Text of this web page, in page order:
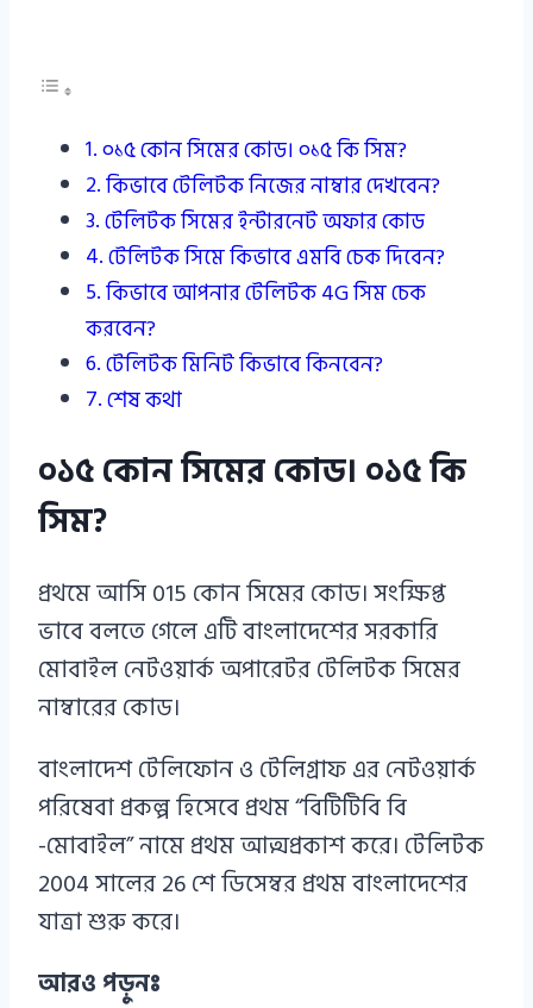
০১৫ কোন সিমের কোড। ০১৫ কি সিম?
কিভাবে টেলিটক নিজের নাম্বার দেখবেন?
টেলিটক সিমের ইন্টারনেট অফার কোড
টেলিটক সিমে কিভাবে এমবি চেক দিবেন?
কিভাবে আপনার টেলিটক 4G সিম চেক
করবেন?
টেলিটক মিনিট কিভাবে কিনবেন?
শেষ কথা
০১৫ কোন সিমের কোড। ০১৫ কি
সিম?
প্রথমে আসি 015 কোন সিমের কোড। সংক্ষিপ্ত
ভাবে বলতে গেলে এটি বাংলাদেশের সরকারি
মোবাইল নেটওয়ার্ক অপারেটর টেলিটক সিমের
নাম্বারের কোড।
বাংলাদেশ টেলিফোন ও টেলিগ্রাফ এর নেটওয়ার্ক
পরিষেবা প্রকল্প হিসেবে প্রথম “বিটিটিবি বি
-মোবাইল” নামে প্রথম আত্মপ্রকাশ করে। টেলিটক
2004 সালের 26 শে ডিসেম্বর প্রথম বাংলাদেশের
যাত্রা শুরু করে।
আরও পড়ুনঃ